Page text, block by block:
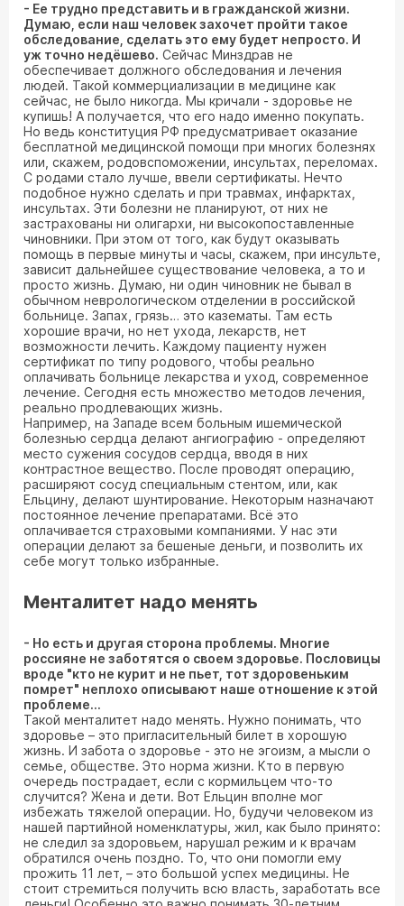
- Ее трудно представить и в гражданской жизни.
Думаю, если наш человек захочет пройти такое
обследование, сделать это ему будет непросто. И
уж точно недёшево. Сейчас Минздрав не
обеспечивает должного обследования и лечения
людей. Такой коммерциализации в медицине как
сейчас, не было никогда. Мы кричали - здоровье не
купишь! А получается, что его надо именно покупать.
Но ведь конституция РФ предусматривает оказание
бесплатной медицинской помощи при многих болезнях
или, скажем, родовспоможении, инсультах, переломах.
С родами стало лучше, ввели сертификаты. Нечто
подобное нужно сделать и при травмах, инфарктах,
инсультах. Эти болезни не планируют, от них не
застрахованы ни олигархи, ни высокопоставленные
чиновники. При этом от того, как будут оказывать
помощь в первые минуты и часы, скажем, при инсульте,
зависит дальнейшее существование человека, а то и
просто жизнь. Думаю, ни один чиновник не бывал в
обычном неврологическом отделении в российской
больнице. Запах, грязь… это казематы. Там есть
хорошие врачи, но нет ухода, лекарств, нет
возможности лечить. Каждому пациенту нужен
сертификат по типу родового, чтобы реально
оплачивать больнице лекарства и уход, современное
лечение. Сегодня есть множество методов лечения,
реально продлевающих жизнь.
Например, на Западе всем больным ишемической
болезнью сердца делают ангиографию - определяют
место сужения сосудов сердца, вводя в них
контрастное вещество. После проводят операцию,
расширяют сосуд специальным стентом, или, как
Ельцину, делают шунтирование. Некоторым назначают
постоянное лечение препаратами. Всё это
оплачивается страховыми компаниями. У нас эти
операции делают за бешеные деньги, и позволить их
себе могут только избранные.
Менталитет надо менять
- Но есть и другая сторона проблемы. Многие
россияне не заботятся о своем здоровье. Пословицы
вроде "кто не курит и не пьет, тот здоровеньким
помрет" неплохо описывают наше отношение к этой
проблеме...
Такой менталитет надо менять. Нужно понимать, что
здоровье – это пригласительный билет в хорошую
жизнь. И забота о здоровье - это не эгоизм, а мысли о
семье, обществе. Это норма жизни. Кто в первую
очередь пострадает, если с кормильцем что-то
случится? Жена и дети. Вот Ельцин вполне мог
избежать тяжелой операции. Но, будучи человеком из
нашей партийной номенклатуры, жил, как было принято:
не следил за здоровьем, нарушал режим и к врачам
обратился очень поздно. То, что они помогли ему
прожить 11 лет, – это большой успех медицины. Не
стоит стремиться получить всю власть, заработать все